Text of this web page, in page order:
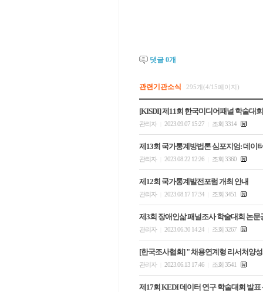
댓글 0개
관련기관소식 295개(4/15페이지)
[KISDI] 제11회 한국미디어패널 학술대회
관리자 2023.09.07 15:27 조회 3314
제13회 국가통계방법론 심포지엄: 데이
관리자 2023.08.22 12:26 조회 3360
제12회 국가통계발전포럼 개최 안내
관리자 2023.08.17 17:34 조회 3451
제3회 장애인삶 패널조사 학술대회 논
관리자 2023.06.30 14:24 조회 3267
[한국조사협회] " 채용연계형 리서처양
관리자 2023.06.13 17:46 조회 3541
제17회 KEDI 데이터 연구 학술대회 발표